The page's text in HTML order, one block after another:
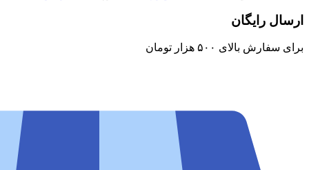
ارسال رایگان
برای سفارش‌ بالای ۵۰۰ هزار تومان